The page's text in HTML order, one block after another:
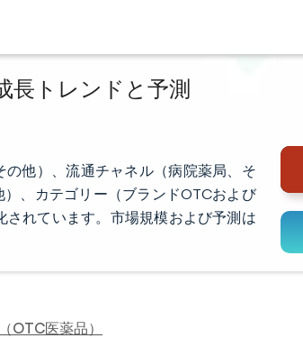
長トレンドと予測
他）、流通チャネル（病院薬局、そ
、カテゴリー（ブランドOTCおよび
れています。市場規模および予測は
OTC医薬品）